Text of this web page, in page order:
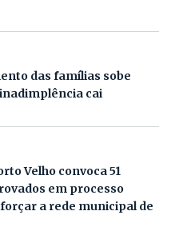
das famílias sobe
cai
Velho convoca 51
em processo
a rede municipal de